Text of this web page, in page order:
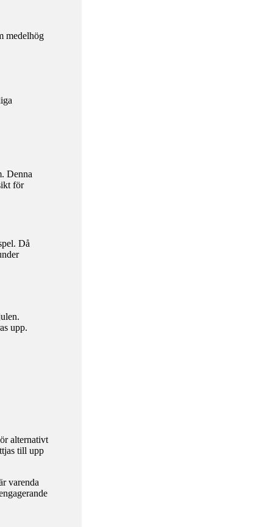
medelhög
Denna
för
Då
upp.
alternativt
till upp
varenda